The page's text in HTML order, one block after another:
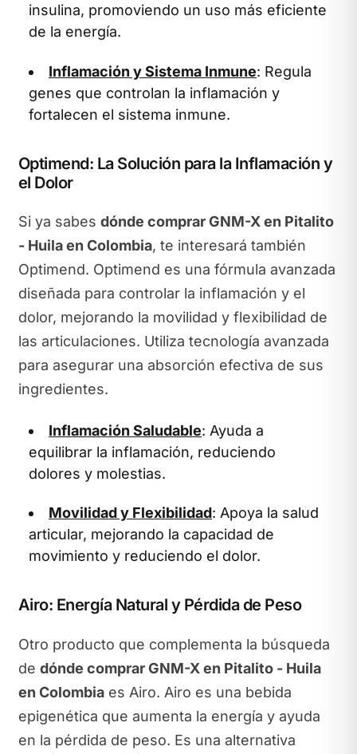
insulina, promoviendo un uso más eficiente
de la energía.
Inflamación y Sistema Inmune: Regula
genes que controlan la inflamación y
fortalecen el sistema inmune.
Optimend: La Solución para la Inflamación y
el Dolor
Si ya sabes dónde comprar GNM-X en Pitalito
- Huila en Colombia, te interesará también
Optimend. Optimend es una fórmula avanzada
diseñada para controlar la inflamación y el
dolor, mejorando la movilidad y flexibilidad de
las articulaciones. Utiliza tecnología avanzada
para asegurar una absorción efectiva de sus
ingredientes.
Inflamación Saludable: Ayuda a
equilibrar la inflamación, reduciendo
dolores y molestias.
Movilidad y Flexibilidad: Apoya la salud
articular, mejorando la capacidad de
movimiento y reduciendo el dolor.
Airo: Energía Natural y Pérdida de Peso
Otro producto que complementa la búsqueda
de dónde comprar GNM-X en Pitalito - Huila
en Colombiaes Airo. Airo es una bebida
epigenética que aumenta la energía y ayuda
en la pérdida de peso. Es una alternativa